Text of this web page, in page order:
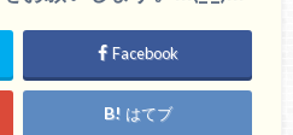
Facebook
はてブ